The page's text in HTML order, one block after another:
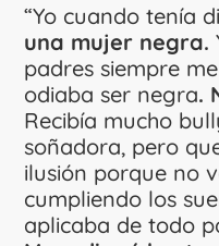
“Yo cuando tenía
una mujer negra.
padres siempre
odiaba ser negra.
Recibía mucho
soñadora, pero
ilusión porque no
cumpliendo los
aplicaba de todo